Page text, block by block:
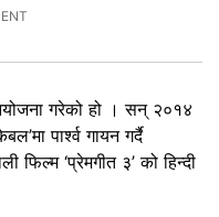
गरेको हो । सन् २०१४
पार्श्व गायन गर्दै
फिल्म ‘प्रेमगीत ३’ को हिन्दी